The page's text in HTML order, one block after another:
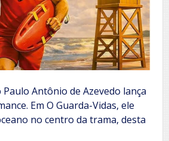
Antônio de Azevedo lança
Em O Guarda-Vidas, ele
no centro da trama, desta